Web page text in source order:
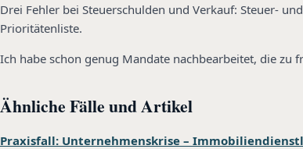
Drei Fehler bei Steuerschulden und Verkauf: Steuer-
Prioritätenliste.
Ich habe schon genug Mandate nachbearbeitet, die zu
Ähnliche Fälle und Artikel
Praxisfall: Unternehmenskrise –